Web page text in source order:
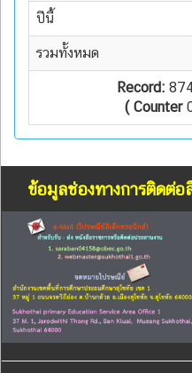
ปีนี้
รวมทั้งหมด
Record:
( Counter
ข้อมูลช่องทางการติดต่